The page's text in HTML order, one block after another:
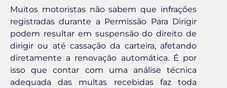
Muitos motoristas não sabem que infrações
registradas durante a Permissão Para Dirigir
podem resultar em suspensão do direito de
dirigir ou até cassação da carteira, afetando
diretamente a renovação automática. É por
isso que contar com uma análise técnica
adequada das multas recebidas faz toda